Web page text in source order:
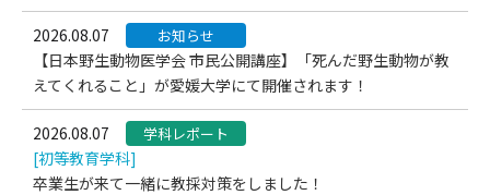
2026.08.07 お知らせ
【日本野生動物医学会 市民公開講座】「死んだ野生動物が教
えてくれること」が愛媛大学にて開催されます！
2026.08.07 学科レポート
[初等教育学科]
卒業生が来て一緒に教採対策をしました！